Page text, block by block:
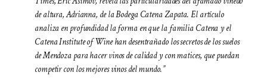
de altura, Adrianna, de la Bodega Catena Zapata. El artículo
analiza en profundidad la forma en que la familia Catena y el
Catena Institute of Wine han desentrañado los secretos de los suelos
de Mendoza para hacer vinos de calidad y con matices, que puedan
competir con los mejores vinos del mundo.”